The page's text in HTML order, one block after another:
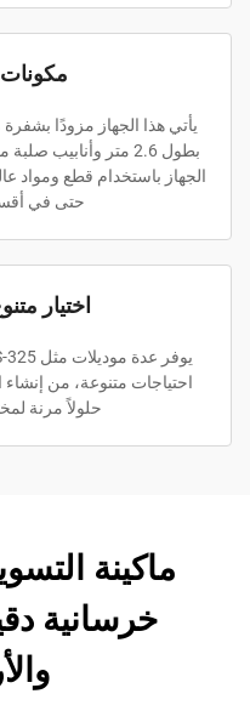
مكونات
يأتي هذا الجهاز مزودًا
بطول 2.6 متر وأنابيب
الجهاز باستخدام قطع ومواد
حتى في
اختيار
احتياجات متنوعة، من
حلولاً مرنة
ماكينة
خرسانية